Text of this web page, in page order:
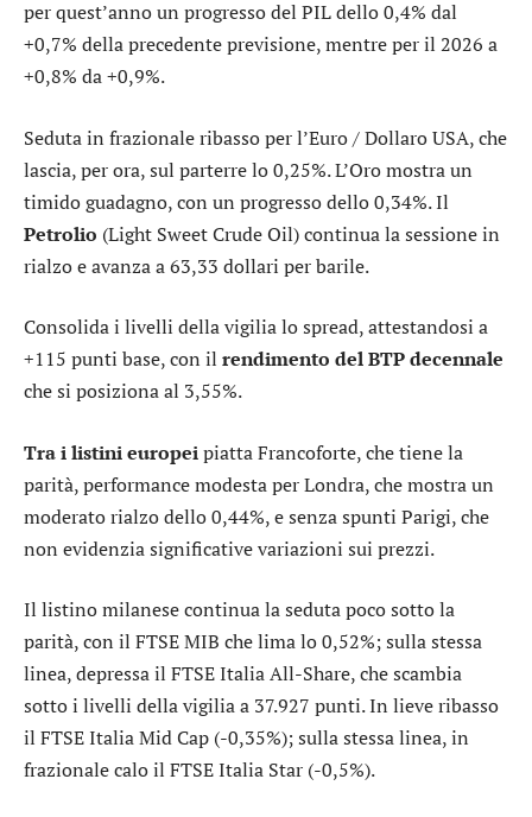
per quest’anno un progresso del PIL dello 0,4% dal
+0,7% della precedente previsione, mentre per il 2026 a
+0,8% da +0,9%.
Seduta in frazionale ribasso per l’Euro / Dollaro USA, che
lascia, per ora, sul parterre lo 0,25%. L’Oromostra un
timido guadagno, con un progresso dello 0,34%. Il
Petrolio (Light Sweet Crude Oil) continua la sessione in
rialzo e avanza a 63,33 dollari per barile.
Consolida i livelli della vigilia lospread, attestandosi a
+115 punti base, con il rendimento del BTP decennale
che si posiziona al 3,55%.
Tra i listini europeipiattaFrancoforte, che tiene la
parità, performance modesta perLondra, che mostra un
moderato rialzo dello 0,44%, e senza spunti Parigi, che
non evidenzia significative variazioni sui prezzi.
Il listino milanese continua la seduta poco sotto la
parità, con il FTSE MIB che lima lo 0,52%; sulla stessa
linea, depressa il FTSE Italia All-Share, che scambia
sotto i livelli della vigilia a 37.927 punti. In lieve ribasso
il FTSE Italia Mid Cap (-0,35%); sulla stessa linea, in
frazionale calo il FTSE Italia Star (-0,5%).